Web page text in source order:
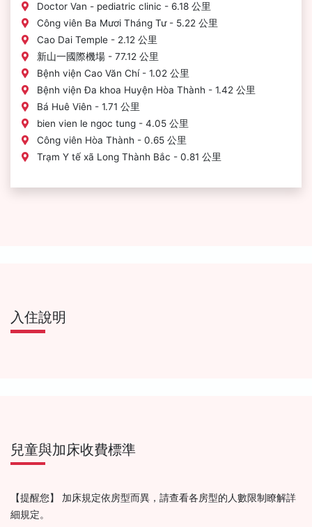
Doctor Van - pediatric clinic - 6.18 公里
Công viên Ba Mươi Tháng Tư - 5.22 公里
Cao Dai Temple - 2.12 公里
新山一國際機場 - 77.12 公里
Bệnh viện Cao Văn Chí - 1.02 公里
Bệnh viện Đa khoa Huyện Hòa Thành - 1.42 公里
Bá Huê Viên - 1.71 公里
bien vien le ngoc tung - 4.05 公里
Công viên Hòa Thành - 0.65 公里
Trạm Y tế xã Long Thành Bắc - 0.81 公里
入住說明
兒童與加床收費標準
【提醒您】 加床規定依房型而異，請查看各房型的人數限制瞭解詳
細規定。